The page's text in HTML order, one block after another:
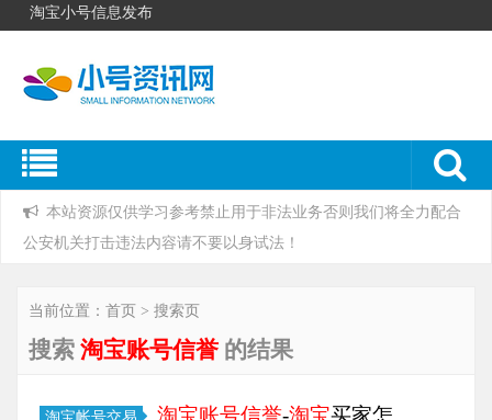
淘宝小号信息发布
本站资源仅供学习参考禁止用于非法业务否则我们将全力配合
公安机关打击违法内容请不要以身试法！
当前位置：首页 > 搜索页
搜索 淘宝账号信誉 的结果
淘宝帐号交易 淘宝账号信誉-淘宝买家怎